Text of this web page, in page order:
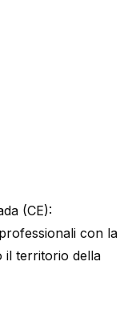
(CE):
con la
il territorio della